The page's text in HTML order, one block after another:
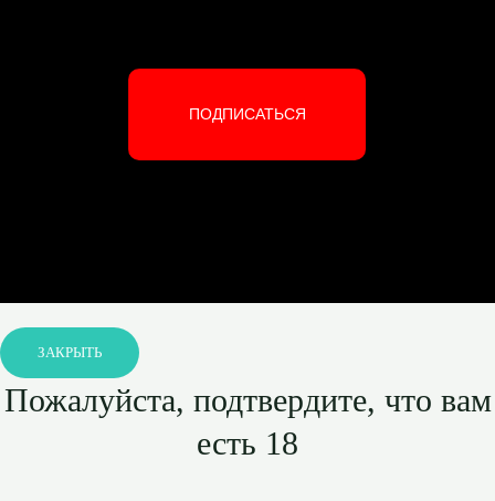
ПОДПИСАТЬСЯ
ЗАКРЫТЬ
Пожалуйста, подтвердите, что вам
есть 18